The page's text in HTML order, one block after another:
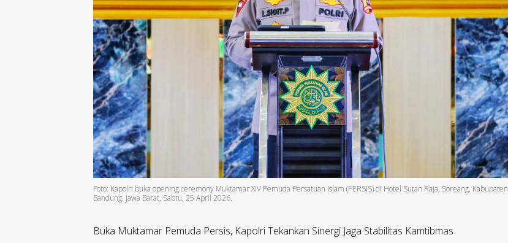
Foto: Kapolri buka opening ceremony Muktamar XIV Pemuda Persatuan Islam (PERSIS) di Hotel Sutan Raja, Soreang, Kabupaten
Bandung, Jawa Barat, Sabtu, 25 April 2026.
Buka Muktamar Pemuda Persis, Kapolri Tekankan Sinergi Jaga Stabilitas Kamtibmas